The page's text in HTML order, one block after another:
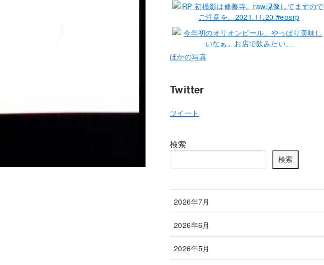
ほかの写真
Twitter
ツイート
検索
検索
2026年7月
2026年6月
2026年5月